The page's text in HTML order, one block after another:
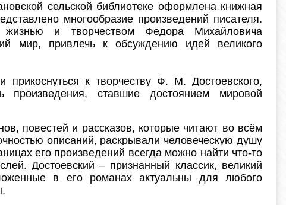
сельской библиотеке оформлена книжная
многообразие произведений писателя.
и творчеством Федора Михайловича
мир, привлечь к обсуждению идей великого
прикоснуться к творчеству Ф. М. Достоевского,
произведения, ставшие достоянием мировой
повестей и рассказов, которые читают во всём
описаний, раскрывали человеческую душу
его произведений всегда можно найти что-то
Достоевский – признанный классик, великий
в его романах актуальны для любого